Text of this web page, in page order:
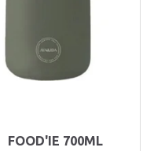
FOOD'IE 700ML